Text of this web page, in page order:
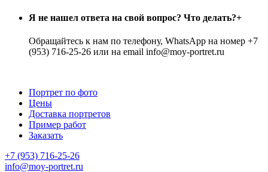
Я не нашел ответа на свой вопрос? Что делать?+
Обращайтесь к нам по телефону, WhatsApp на номер +7
(953) 716-25-26 или на email info@moy-portret.ru
Портрет по фото
Цены
Доставка портретов
Пример работ
Заказать
+7 (953) 716-25-26
info@moy-portret.ru